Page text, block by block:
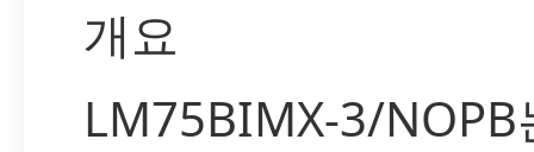
개요
LM75BIMX-3/NOPB